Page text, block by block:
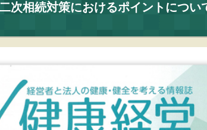
次相続対策におけるポイントについ